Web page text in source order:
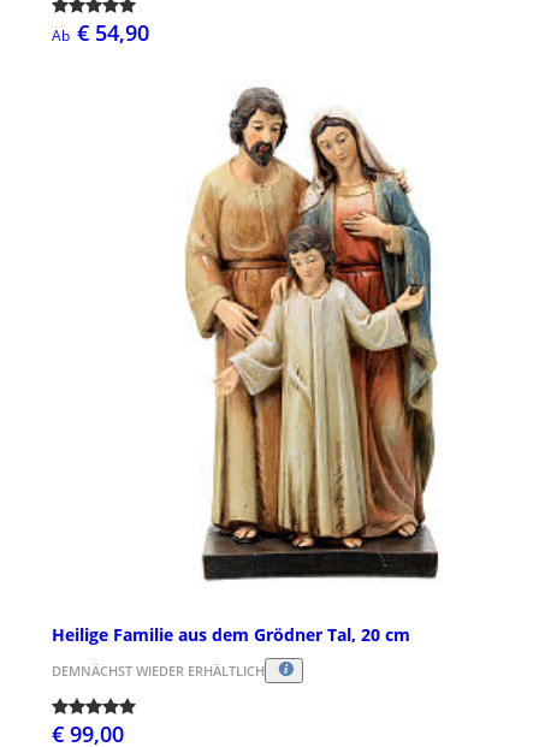
Ab € 54,90
Heilige Familie aus dem Grödner Tal, 20 cm
DEMNÄCHST WIEDER ERHÄLTLICH
€ 99,00